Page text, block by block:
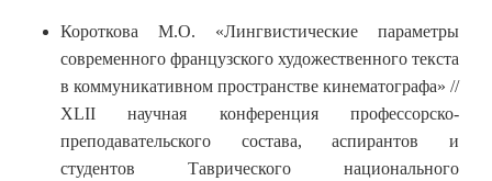
Короткова М.О. «Лингвистические параметры
современного французского художественного текста
в коммуникативном пространстве кинематографа» //
XLII научная конференция профессорско-
преподавательского состава, аспирантов и
студентов Таврического национального